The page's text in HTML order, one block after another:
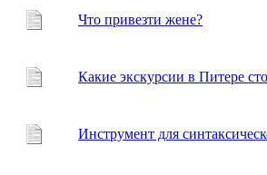
Что привезти жене?
Какие экскурсии в Питере
Инструмент для